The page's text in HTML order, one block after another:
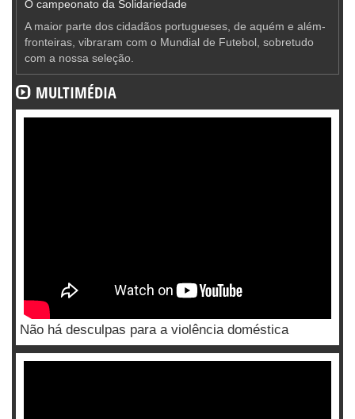
O campeonato da Solidariedade
A maior parte dos cidadãos portugueses, de aquém e além-
fronteiras, vibraram com o Mundial de Futebol, sobretudo
com a nossa seleção.
MULTIMÉDIA
Não há desculpas para a violência doméstica